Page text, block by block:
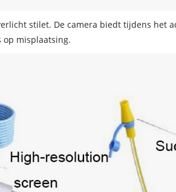
stilet. De camera biedt tijdens het
misplaatsing.